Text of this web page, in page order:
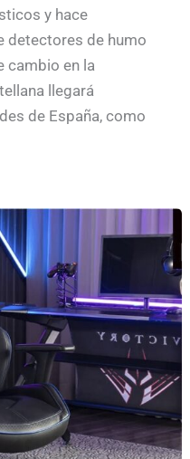
y hace
detectores de humo
cambio en la
llegará
de España, como